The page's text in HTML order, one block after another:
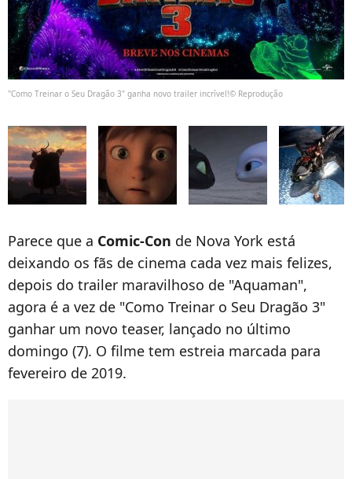
"Como Treinar o Seu Dragão 3" ganha novo trailer incrível!© Reprodução
Parece que a Comic-Con de Nova York está
deixando os fãs de cinema cada vez mais felizes,
depois do trailer maravilhoso de "Aquaman",
agora é a vez de "Como Treinar o Seu Dragão 3"
ganhar um novo teaser, lançado no último
domingo (7). O filme tem estreia marcada para
fevereiro de 2019.